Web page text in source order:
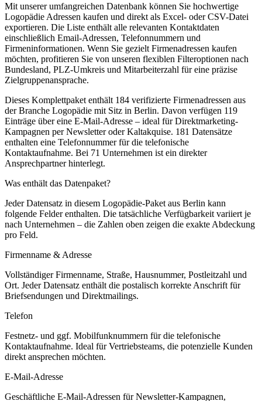
Mit unserer umfangreichen Datenbank können Sie hochwertige
Logopädie Adressen kaufen und direkt als Excel- oder CSV-Datei
exportieren. Die Liste enthält alle relevanten Kontaktdaten
einschließlich Email-Adressen, Telefonnummern und
Firmeninformationen. Wenn Sie gezielt Firmenadressen kaufen
möchten, profitieren Sie von unseren flexiblen Filteroptionen nach
Bundesland, PLZ-Umkreis und Mitarbeiterzahl für eine präzise
Zielgruppenansprache.
Dieses Komplettpaket enthält 184 verifizierte Firmenadressen aus
der Branche Logopädie mit Sitz in Berlin. Davon verfügen 119
Einträge über eine E-Mail-Adresse – ideal für Direktmarketing-
Kampagnen per Newsletter oder Kaltakquise. 181 Datensätze
enthalten eine Telefonnummer für die telefonische
Kontaktaufnahme. Bei 71 Unternehmen ist ein direkter
Ansprechpartner hinterlegt.
Was enthält das Datenpaket?
Jeder Datensatz in diesem Logopädie-Paket aus Berlin kann
folgende Felder enthalten. Die tatsächliche Verfügbarkeit variiert je
nach Unternehmen – die Zahlen oben zeigen die exakte Abdeckung
pro Feld.
Firmenname & Adresse
Vollständiger Firmenname, Straße, Hausnummer, Postleitzahl und
Ort. Jeder Datensatz enthält die postalisch korrekte Anschrift für
Briefsendungen und Direktmailings.
Telefon
Festnetz- und ggf. Mobilfunknummern für die telefonische
Kontaktaufnahme. Ideal für Vertriebsteams, die potenzielle Kunden
direkt ansprechen möchten.
E-Mail-Adresse
Geschäftliche E-Mail-Adressen für Newsletter-Kampagnen,